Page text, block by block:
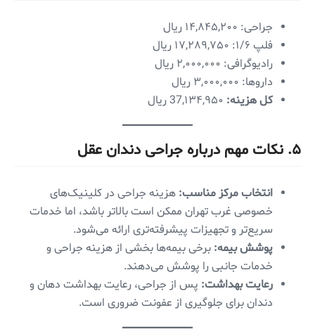
جراحی: ۱۴,۸۴۵,۲۰۰ ریال
فلپ ۱/۶: ۱۷,۲۸۹,۷۵۰ ریال
رادیوگرافی: ۲,۰۰۰,۰۰۰ ریال
داروها: ۳,۰۰۰,۰۰۰ ریال
کل هزینه:
۵. نکات مهم درباره جراحی دندان عقل
انتخاب مرکز مناسب: هزینه جراحی در کلینیک‌های
خصوصی غرب تهران ممکن است بالاتر باشد، اما خدمات
سریع‌تر و تجهیزات پیشرفته‌تری ارائه می‌شود.
پوشش بیمه: برخی بیمه‌ها بخشی از هزینه جراحی و
خدمات جانبی را پوشش می‌دهند.
رعایت بهداشت: پس از جراحی، رعایت بهداشت دهان و
دندان برای جلوگیری از عفونت ضروری است.